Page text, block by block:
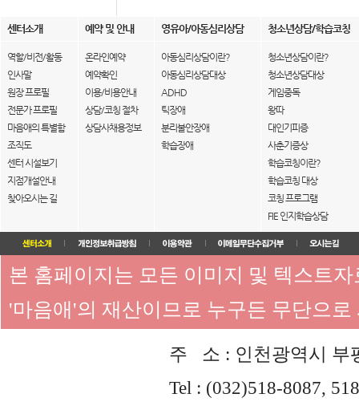
센터소개 예약 및 안내 영유아/아동심리상담 청소년상담/학습코칭
역할/비전/활동
인사말
원장 프로필
전문가 프로필
마음애의 특별함
조직도
센터 시설보기
지점개설안내
찾아오시는 길
온라인예약
예약확인
이용/비용안내
상담/코칭 절차
상담사채용정보
아동심리상담이란?
아동심리상담대상
ADHD
틱장애
분리불안장애
학습장애
청소년상담이란?
청소년상담대상
게임중독
왕따
대인기피증
사춘기증상
학습코칭이란?
학습코칭 대상
코칭 프로그램
FIE 인지학습상담
본 홈페이지는 모든 이미지 및 텍스트
'마음애'의 재산이므로 누구든 무단으
주 소 : 인천광역시 부
Tel : (032)518-8087,